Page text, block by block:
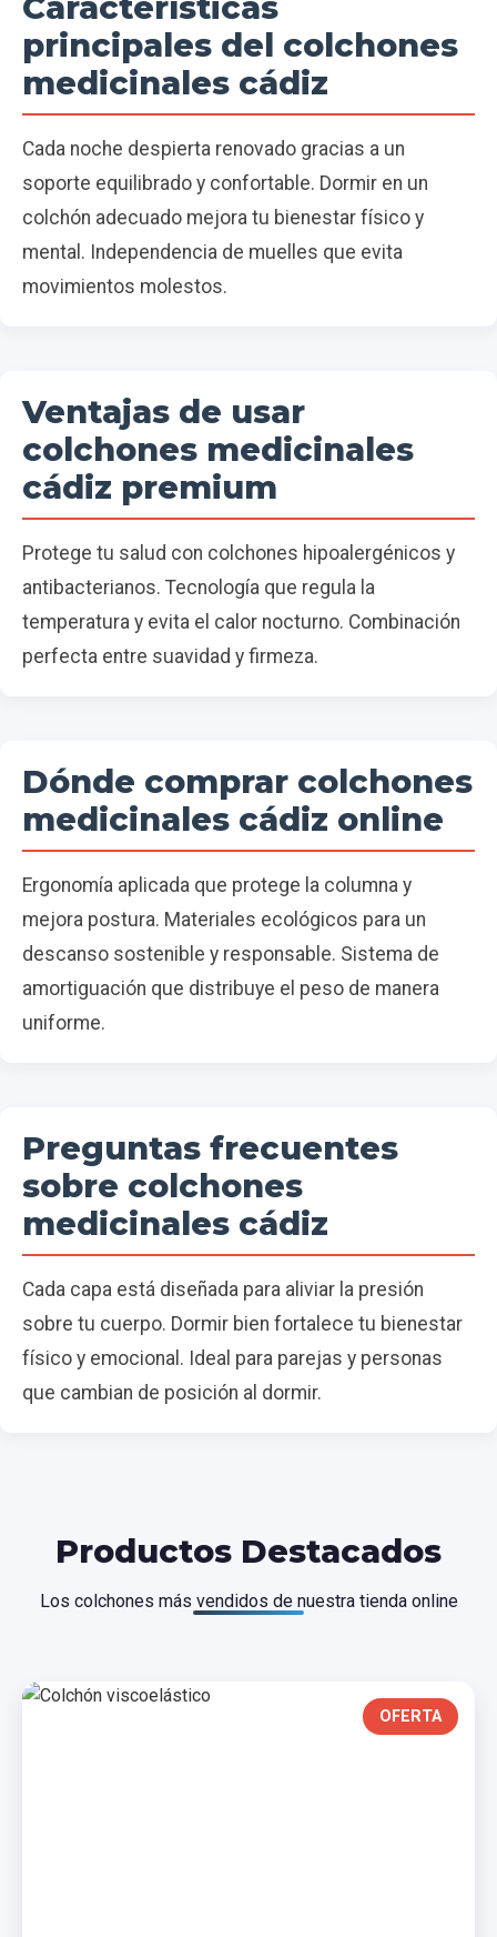
principales del colchones
medicinales cádiz
Cada noche despierta renovado gracias a un
soporte equilibrado y confortable. Dormir en un
colchón adecuado mejora tu bienestar físico y
mental. Independencia de muelles que evita
movimientos molestos.
Ventajas de usar
colchones medicinales
cádiz premium
Protege tu salud con colchones hipoalergénicos y
antibacterianos. Tecnología que regula la
temperatura y evita el calor nocturno. Combinación
perfecta entre suavidad y firmeza.
Dónde comprar colchones
medicinales cádiz online
Ergonomía aplicada que protege la columna y
mejora postura. Materiales ecológicos para un
descanso sostenible y responsable. Sistema de
amortiguación que distribuye el peso de manera
uniforme.
Preguntas frecuentes
sobre colchones
medicinales cádiz
Cada capa está diseñada para aliviar la presión
sobre tu cuerpo. Dormir bien fortalece tu bienestar
físico y emocional. Ideal para parejas y personas
que cambian de posición al dormir.
Productos Destacados
Los colchones más vendidos de nuestra tienda online
OFERTA